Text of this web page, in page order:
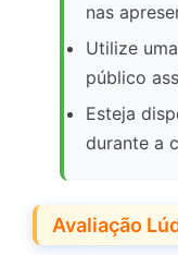
nas
Utilize
público
Esteja
durante a
Avaliação